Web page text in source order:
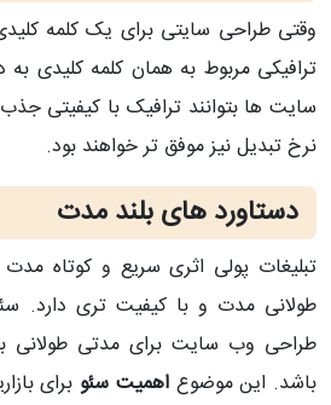
وقتی طراحی سایتی برای یک کلمه
ترافیکی مربوط به همان کلمه کلیدی
سایت ها بتوانند ترافیک با کیفیتی
نرخ تبدیل نیز موفق تر خواهند بود.
دستاورد های بلند مدت
تبلیغات پولی اثری سریع و کوتاه
طولانی مدت و با کیفیت تری دارد.
طراحی وب سایت برای مدتی طولانی
باشد. این موضوعاهمیت سئوبرای